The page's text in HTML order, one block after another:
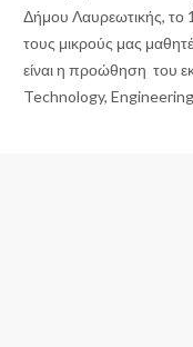
Δήμου Λαυρεωτικής, το
τους μικρούς μας
είναι η προώθηση του
Technology,